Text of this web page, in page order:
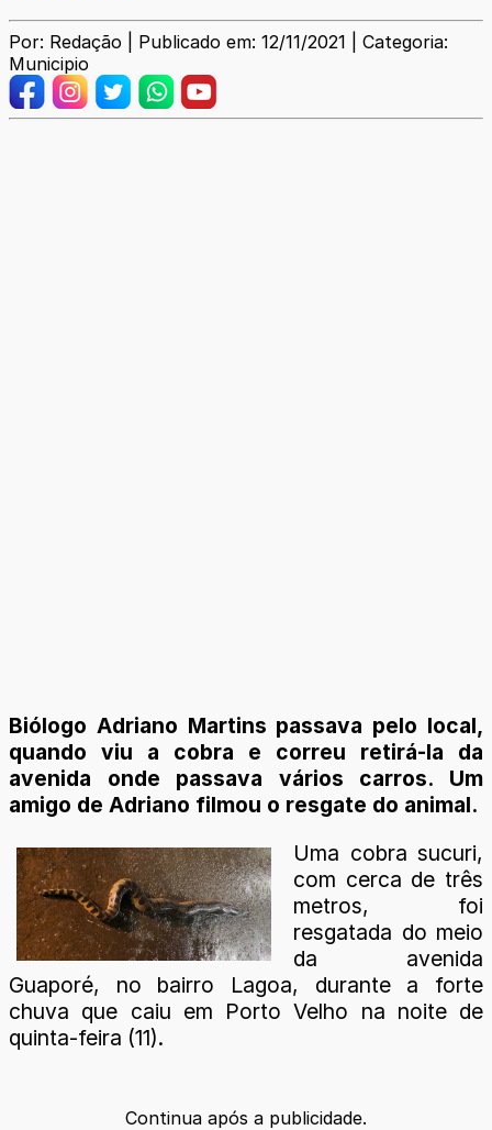
Por: Redação | Publicado em: 12/11/2021 | Categoria:
Municipio
Biólogo Adriano Martins passava pelo local,
quando viu a cobra e correu retirá-la da
avenida onde passava vários carros. Um
amigo de Adriano filmou o resgate do animal.
Uma cobra sucuri,
com cerca de três
metros, foi
resgatada do meio
da avenida
Guaporé, no bairro Lagoa, durante a forte
chuva que caiu em Porto Velho na noite de
quinta-feira (11).
Continua após a publicidade.